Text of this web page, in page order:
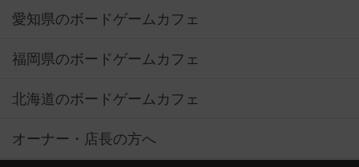
愛知県のボードゲームカフェ
福岡県のボードゲームカフェ
北海道のボードゲームカフェ
オーナー・店長の方へ